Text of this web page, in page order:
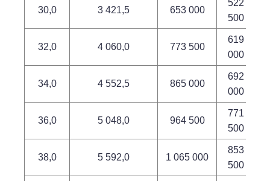
30,0 3 421,5 653 000
522
500
32,0 4 060,0 773 500
619
000
34,0 4 552,5 865 000
692
000
36,0 5 048,0 964 500
771
500
38,0 5 592,0 1 065 000
853
500